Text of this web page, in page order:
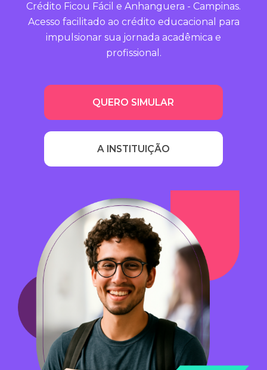
Crédito Ficou Fácil e Anhanguera - Campinas.
Acesso facilitado ao crédito educacional para
impulsionar sua jornada acadêmica e
profissional.
QUERO SIMULAR
A INSTITUIÇÃO